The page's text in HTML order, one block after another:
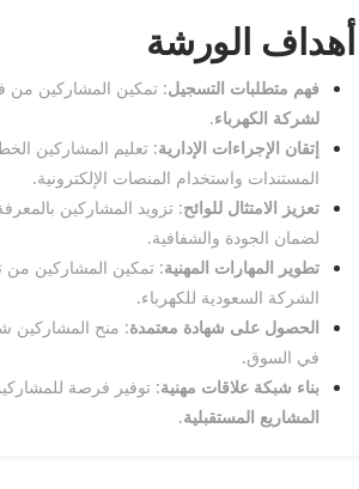
أهداف الورشة
فهم متطلبات التسجيل: تمكين المشاركين من
لشركة الكهرباء.
إتقان الإجراءات الإدارية: تعليم المشاركين
المستندات واستخدام المنصات الإلكترونية.
تعزيز الامتثال للوائح: تزويد المشاركين
لضمان الجودة والشفافية.
تطوير المهارات المهنية: تمكين المشاركين من
الشركة السعودية للكهرباء.
الحصول على شهادة معتمدة: منح المشاركين
في السوق.
بناء شبكة علاقات مهنية: توفير فرصة
المشاريع المستقبلية.